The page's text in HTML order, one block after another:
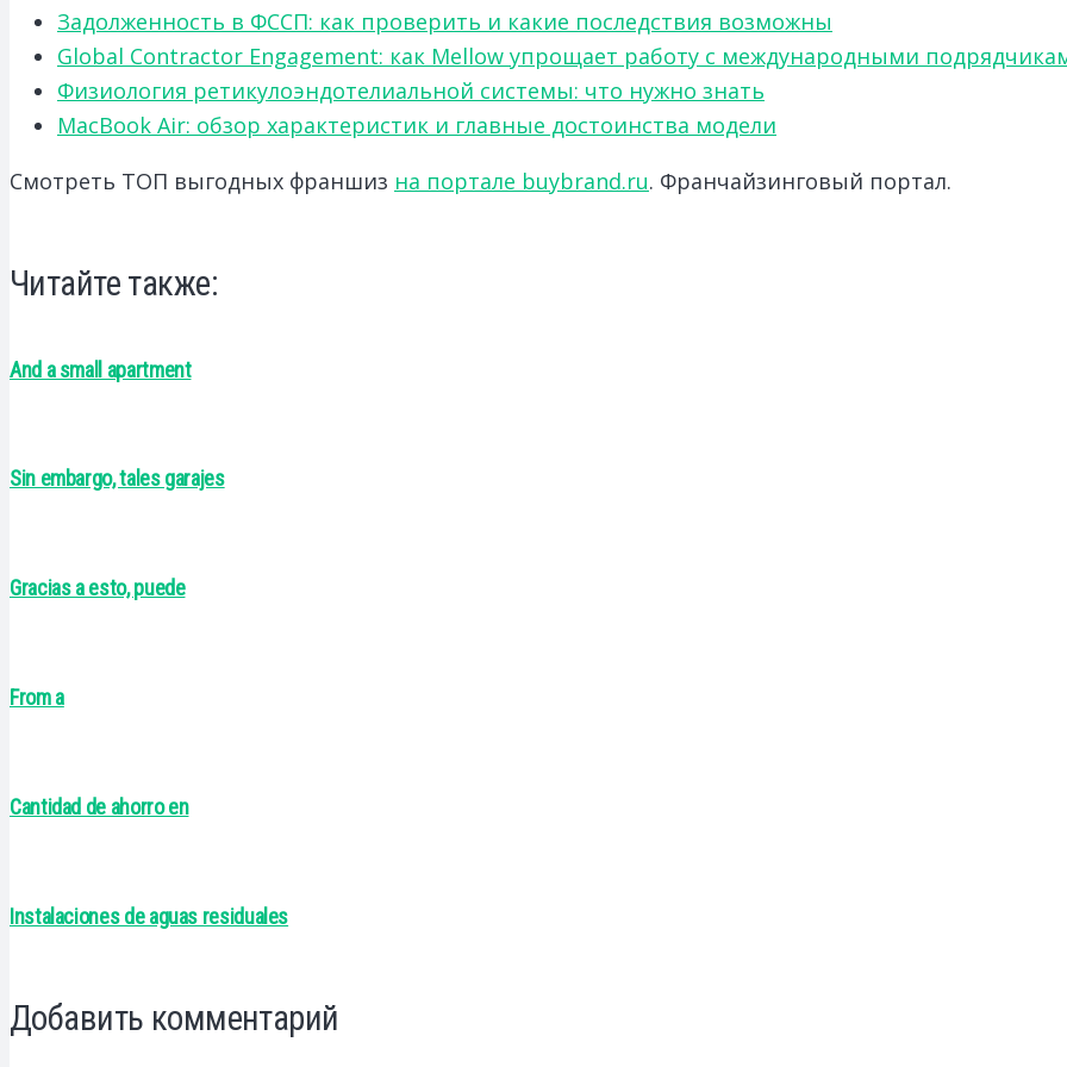
Задолженность в ФССП: как проверить и какие последствия возможны
Global Contractor Engagement: как Mellow упрощает работу с международными
Физиология ретикулоэндотелиальной системы: что нужно знать
MacBook Air: обзор характеристик и главные достоинства модели
Смотреть ТОП выгодных франшиз на портале buybrand.ru. Франчайзинговый портал.
Читайте также:
And a small apartment
Sin embargo, tales garajes
Gracias a esto, puede
From a
Cantidad de ahorro en
Instalaciones de aguas residuales
Добавить комментарий